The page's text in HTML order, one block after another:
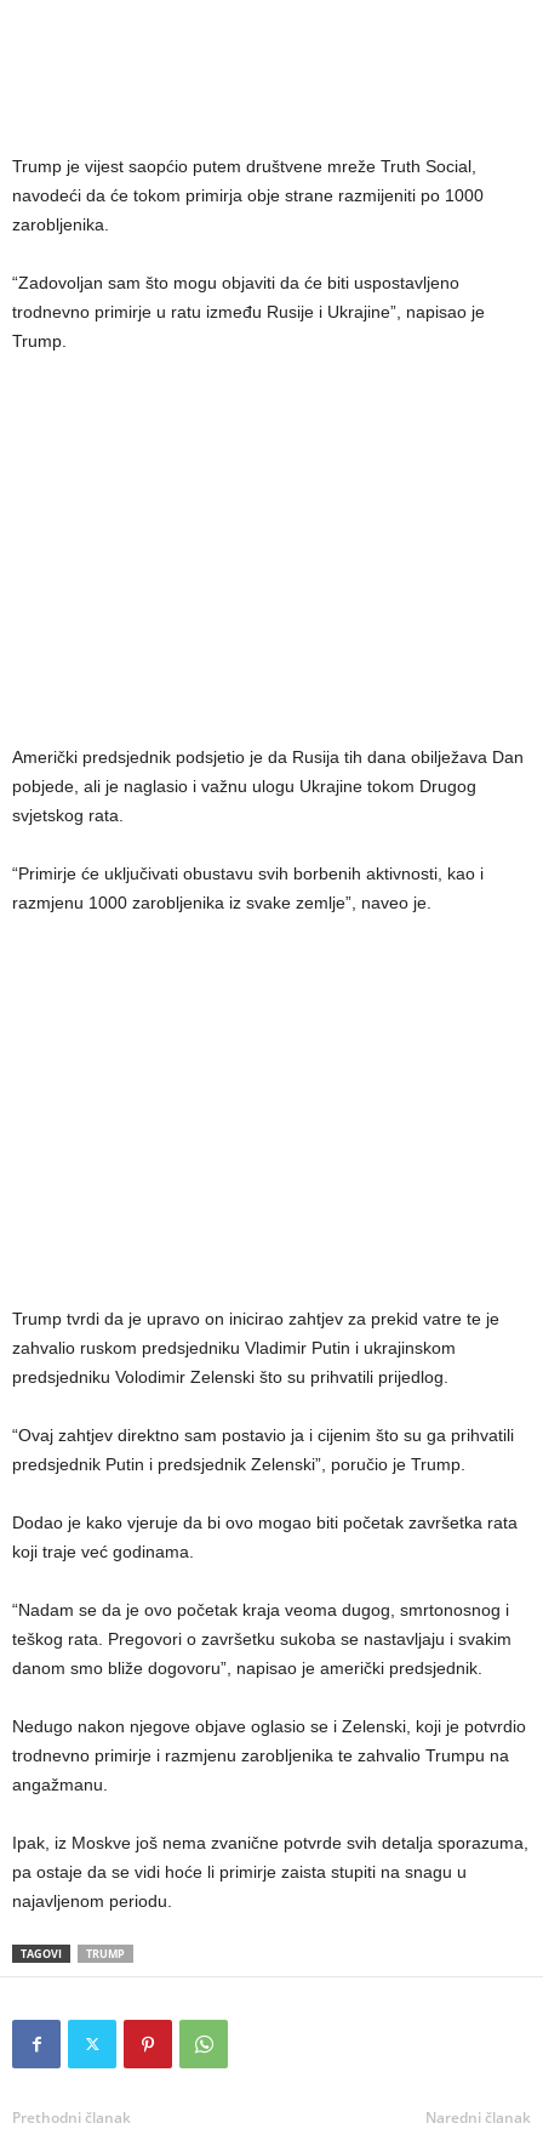
Trump je vijest saopćio putem društvene mreže Truth Social,
navodeći da će tokom primirja obje strane razmijeniti po 1000
zarobljenika.
“Zadovoljan sam što mogu objaviti da će biti uspostavljeno
trodnevno primirje u ratu između Rusije i Ukrajine”, napisao je
Trump.
Američki predsjednik podsjetio je da Rusija tih dana obilježava Dan
pobjede, ali je naglasio i važnu ulogu Ukrajine tokom Drugog
svjetskog rata.
“Primirje će uključivati obustavu svih borbenih aktivnosti, kao i
razmjenu 1000 zarobljenika iz svake zemlje”, naveo je.
Trump tvrdi da je upravo on inicirao zahtjev za prekid vatre te je
zahvalio ruskom predsjedniku Vladimir Putin i ukrajinskom
predsjedniku Volodimir Zelenski što su prihvatili prijedlog.
“Ovaj zahtjev direktno sam postavio ja i cijenim što su ga prihvatili
predsjednik Putin i predsjednik Zelenski”, poručio je Trump.
Dodao je kako vjeruje da bi ovo mogao biti početak završetka rata
koji traje već godinama.
“Nadam se da je ovo početak kraja veoma dugog, smrtonosnog i
teškog rata. Pregovori o završetku sukoba se nastavljaju i svakim
danom smo bliže dogovoru”, napisao je američki predsjednik.
Nedugo nakon njegove objave oglasio se i Zelenski, koji je potvrdio
trodnevno primirje i razmjenu zarobljenika te zahvalio Trumpu na
angažmanu.
Ipak, iz Moskve još nema zvanične potvrde svih detalja sporazuma,
pa ostaje da se vidi hoće li primirje zaista stupiti na snagu u
najavljenom periodu.
TAGOVI TRUMP
Prethodni članak Naredni članak